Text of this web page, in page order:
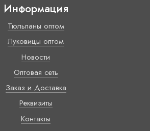
Информация
Тюльпаны оптом
Луковицы оптом
Новости
Оптовая сеть
Заказ и Доставка
Реквизиты
Контакты